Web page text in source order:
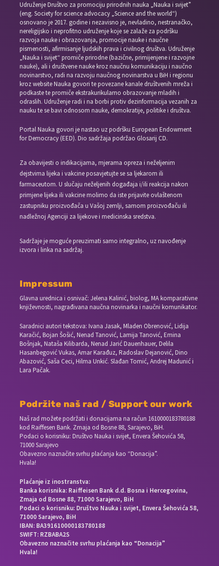
Udruženje Društvo za promociju prirodnih nauka „Nauka i svijet”
(eng. Society for science advocacy „Science and the world“)
osnovano je 2017. godine i nezavisno je, nevladino, nestranačko,
nereligijsko i neprofitno udruženje koje se zalaže za podršku
razvoja nauke i obrazovanja, promocije nauke i naučne
pismenosti, afirmisanje ljudskih prava i civilnog društva. Udruženje
„Nauka i svijet“ promiče prirodne (bazične, primijenjene i razvojne
nauke), ali i društvene nauke kroz naučnu komunikaciju i naučno
novinarstvo, radi na razvoju naučnog novinarstva u BiH i regionu
kroz website Nauka govori te povezane kanale društvenih mreža i
podkaste te promiče ekstrakurikularno obrazovanje mladih i
odraslih. Udruženje radi i na borbi protiv dezinformacija vezanih za
nauku te se bavi odnosom nauke, demokratije, politike i društva.
Portal Nauka govori je nastao uz podršku European Endowment
for Democracy (EED). Dio sadržaja podržao Glosarij CD.
Za obavijesti o indikacijama, mjerama opreza i neželjenim
dejstvima lijeka i vakcine posavjetujte se sa ljekarom ili
farmaceutom. U slučaju neželjenih događaja i/ili reakcija nakon
primjene lijeka ili vakcine molimo da iste prijavite ovlaštenom
zastupniku proizvođača u Vašoj zemlji, samom proizvođaču ili
nadležnoj Agenciji za lijekove i medicinska sredstva.
Sadržaje je moguće preuzimati samo integralno, uz navođenje
izvora i linka na sadržaj.
Impressum
Glavna urednica i osnivač: Jelena Kalinić, biolog, MA komparativne
književnosti, nagrađivana naučna novinarka i naučni komunikator.
Saradnici autori tekstova: Ivana Jasak, Mladen Obrenović, Lidija
Karačić, Bojan Šošić, Nenad Tanović, Lamija Tanović, Emina
Bošnjak, Nataša Kilibarda, Nenad Jarić Dauenhauer, Delila
Hasanbegović Vukas, Amar Karađuz, Radoslav Dejanović, Dino
Abazović, Saša Ceci, Hilma Unkić. Slađan Tomić, Andrej Madunić i
Lara Pačak.
Podržite naš rad / Support our work
Naš rad možete podržati i donacijama na račun 1610000183780188
kod Raiffesen Bank. Zmaja od Bosne 88, Sarajevo, BiH.
Podaci o korisniku: Društvo Nauka i svijet, Envera Šehovića 58,
71000 Sarajevo
Obavezno naznačite svrhu plaćanja kao “Donacija”.
Hvala!
Plaćanje iz inostranstva:
Banka korisnika: Raiffeisen Bank d.d. Bosna i Hercegovina,
Zmaja od Bosne 88, 71000 Sarajevo, BiH
Podaci o korisniku: Društvo Nauka i svijet, Envera Šehovića 58,
71000 Sarajevo, BiH
IBAN: BA391610000183780188
SWIFT: RZBABA2S
Obavezno naznačite svrhu plaćanja kao “Donacija”
Hvala!